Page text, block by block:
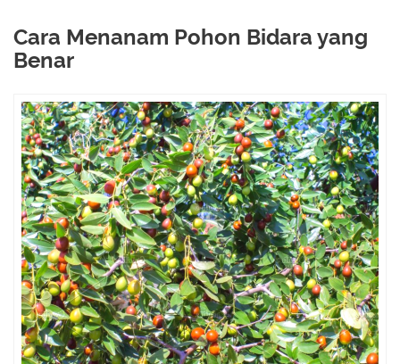
Cara Menanam Pohon Bidara yang
Benar